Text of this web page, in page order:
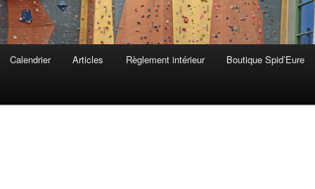
Calendrier Articles Règlement intérieur Boutique Spid’Eure